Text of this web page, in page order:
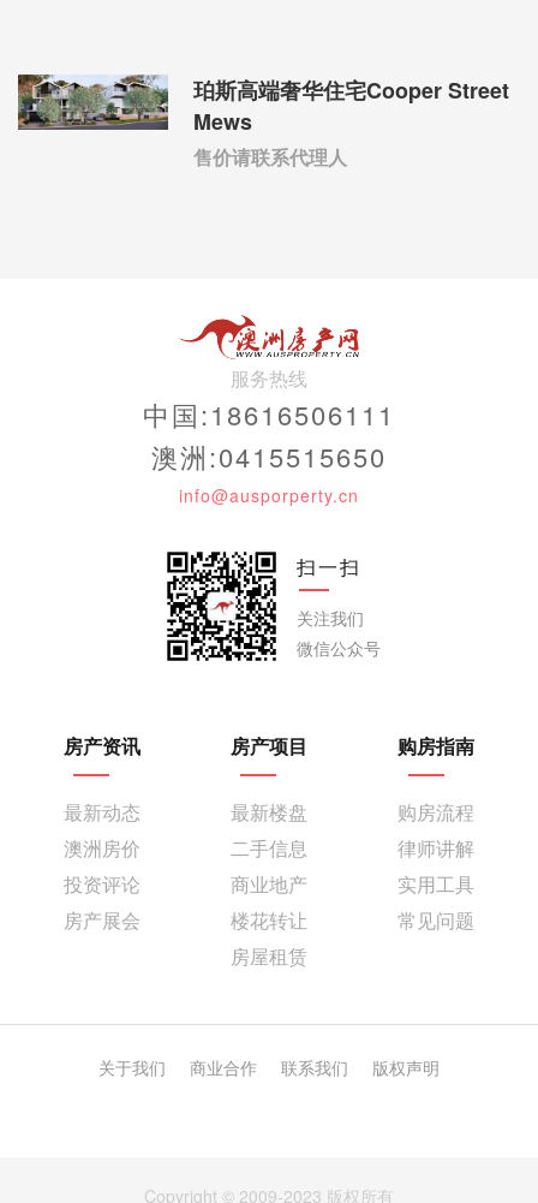
珀斯高端奢华住宅Cooper Street
Mews
售价请联系代理人
服务热线
中国:18616506111
澳洲:0415515650
info@ausporperty.cn
扫一扫
关注我们
微信公众号
房产资讯
最新动态
澳洲房价
投资评论
房产展会
房产项目
最新楼盘
二手信息
商业地产
楼花转让
房屋租赁
购房指南
购房流程
律师讲解
实用工具
常见问题
关于我们 商业合作 联系我们 版权声明
Copyright © 2009-2023 版权所有